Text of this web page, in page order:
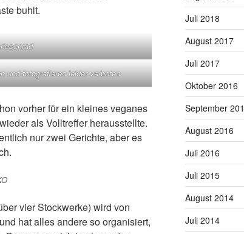
buhlt.
und fotografieren leider verboten
vorher für ein kleines veganes
als Volltreffer herausstellte.
nur zwei Gerichte, aber es
vier Stockwerke) wird von
hat alles andere so organisiert,
Juli 2018
August 2017
Juli 2017
Oktober 2016
September
August 2016
Juli 2016
Juli 2015
August 2014
Juli 2014